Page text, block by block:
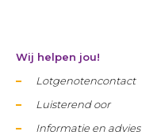
Wij helpen jou!
Lotgenotencontact
Luisterend oor
Informatie en advies